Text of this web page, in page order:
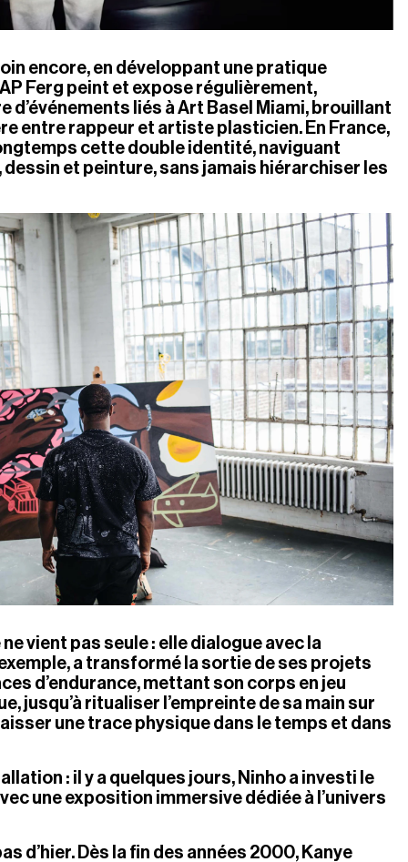
encore, en développant une pratique
Ferg peint et expose régulièrement,
d’événements liés à Art Basel Miami, brouillant
entre rappeur et artiste plasticien. En France,
cette double identité, naviguant
et peinture, sans jamais hiérarchiser les
vient pas seule : elle dialogue avec la
a transformé la sortie de ses projets
d’endurance, mettant son corps en jeu
jusqu’à ritualiser l’empreinte de sa main sur
une trace physique dans le temps et dans
: il y a quelques jours, Ninho a investi le
une exposition immersive dédiée à l’univers
d’hier. Dès la fin des années 2000, Kanye